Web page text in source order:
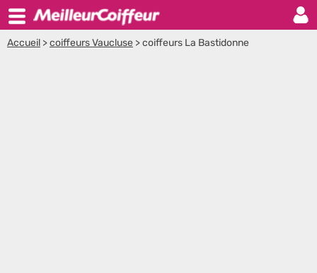
Accueil >coiffeurs Vaucluse >coiffeurs La Bastidonne